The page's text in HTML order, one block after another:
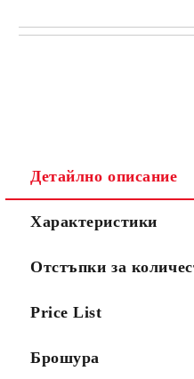
САМО
Детайлно описание
Характеристики
Отстъпки за
Price List
Брошура